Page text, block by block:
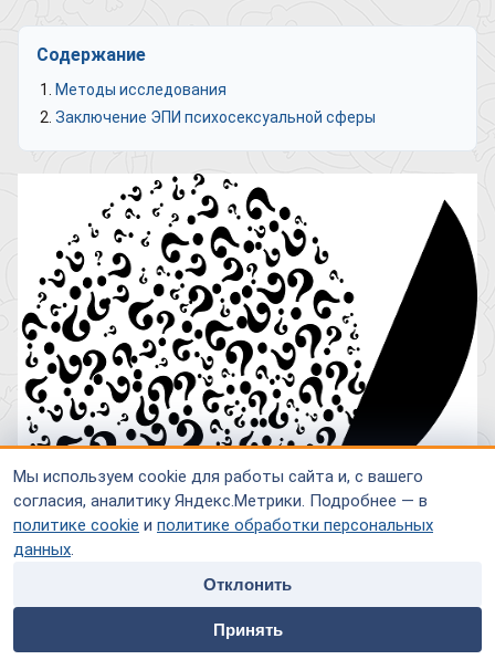
Мы используем cookie для работы сайта и, с вашего
согласия, аналитику Яндекс.Метрики. Подробнее — в
политике cookie и политике обработки персональных
данных.
Отклонить
Принять
home people
Специалисты
payment contacts
Содержание
Методы исследования
Заключение ЭПИ психосексуальной сферы